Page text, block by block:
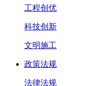
工程创优
科技创新
文明施工
政策法规
法律法规